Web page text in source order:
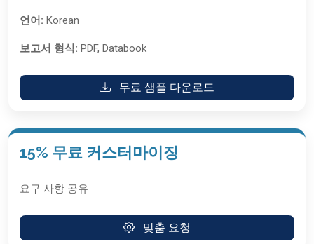
언어: Korean
보고서 형식: PDF, Databook
무료 샘플 다운로드
15% 무료 커스터마이징
요구 사항 공유
맞춤 요청